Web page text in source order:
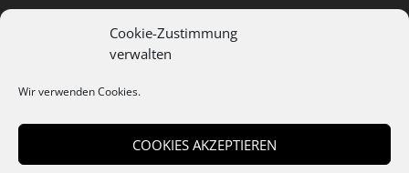
Cookie-Zustimmung
verwalten
Wir verwenden Cookies.
COOKIES AKZEPTIEREN
Digitalisierung